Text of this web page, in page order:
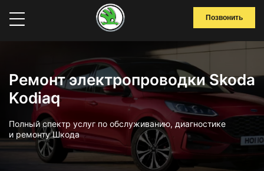
Позвонить
Ремонт электропроводки Skoda
Kodiaq
Полный спектр услуг по обслуживанию, диагностике
и ремонту Шкода